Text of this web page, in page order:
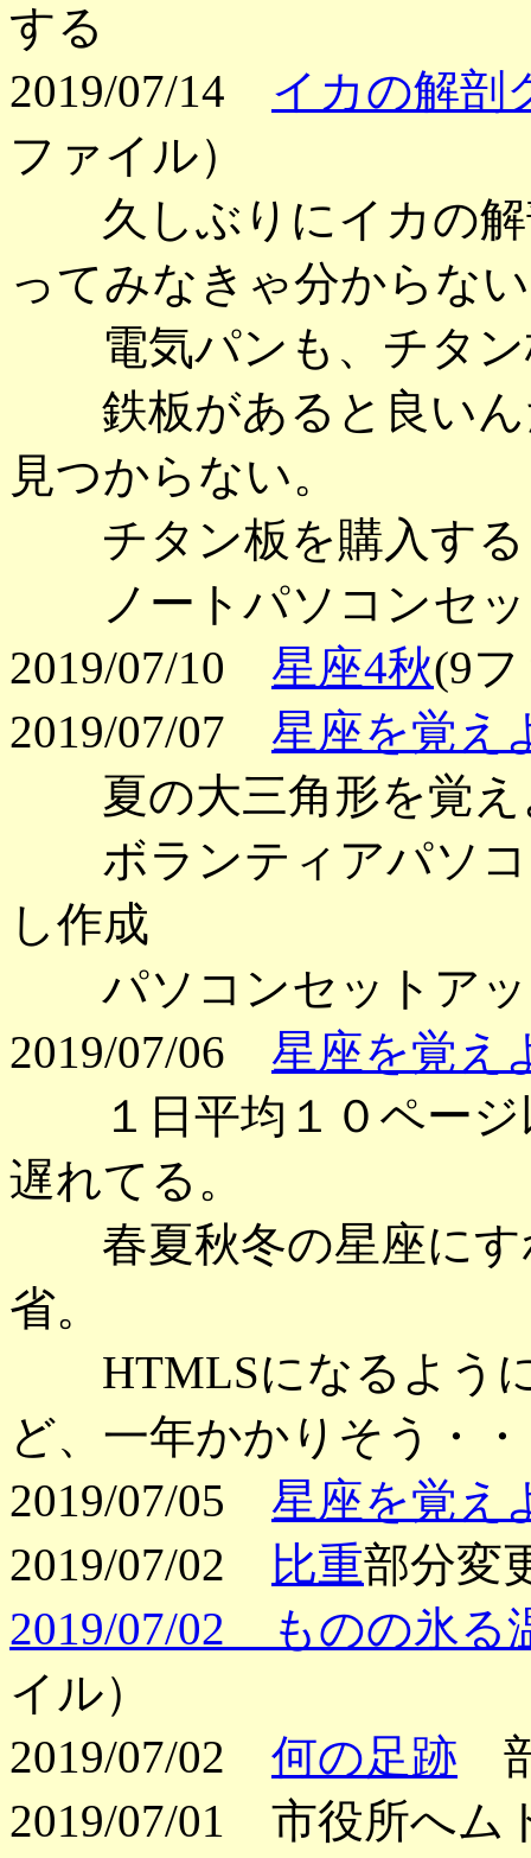
する
2019/07/14 イカの解剖
ファイル）
久しぶりにイカの解
ってみなきゃ分からな
電気パンも、チタン
鉄板があると良いん
見つからない。
チタン板を購入する
ノートパソコンセッ
2019/07/10 星座4秋(9
2019/07/07 星座を覚え
夏の大三角形を覚え
ボランティアパソコ
し作成
パソコンセットア
2019/07/06 星座を覚え
１日平均１０ページ
遅れてる。
春夏秋冬の星座にす
省。
HTMLSになるように
ど、一年かかりそう・
2019/07/05 星座を覚え
2019/07/02
比重部分変
2019/07/02 ものの氷る
イル）
2019/07/02 何の足跡
2019/07/01 市役所へム